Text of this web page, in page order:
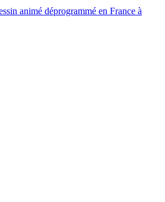
animé déprogrammé en France à